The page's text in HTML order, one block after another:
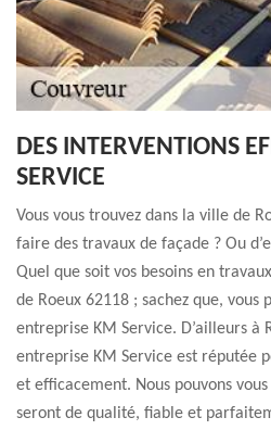
DES INTERVENTIONS
SERVICE
Vous vous trouvez dans la ville de
faire des travaux de façade ? Ou
Quel que soit vos besoins en
de Roeux 62118 ; sachez que, vous
entreprise KM Service. D’ailleurs à
entreprise KM Service est réputée
et efficacement. Nous pouvons
seront de qualité, fiable et